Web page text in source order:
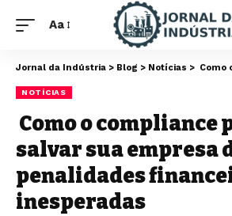
Aa
Jornal da Indústria > Blog > Notícias > Como o
NOTÍCIAS
Como o compliance
salvar sua empresa
penalidades
inesperadas